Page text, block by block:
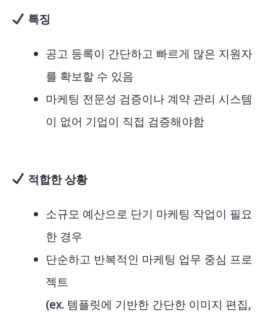
특징
공고 등록이 간단하고 빠르게 많은 지원자
를 확보할 수 있음
마케팅 전문성 검증이나 계약 관리 시스템
이 없어 기업이 직접 검증해야함
적합한 상황
소규모 예산으로 단기 마케팅 작업이 필요
한 경우
단순하고 반복적인 마케팅 업무 중심 프로
젝트
(ex. 템플릿에 기반한 간단한 이미지 편집,